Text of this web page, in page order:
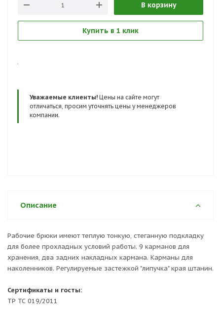
В корзину
Купить в 1 клик
.
Уважаемые клиенты! Цены на сайте могут
отличаться, просим уточнять цены у менеджеров
компании.
Описание
Рабочие брюки имеют теплую тонкую, стеганную подкладку
для более прохладных условий работы. 9 карманов для
хранения, два задних накладных кармана. Карманы для
наколенников. Регулируемые застежкой "липучка" края штанин.
Сертификаты и госты:
ТР ТС 019/2011